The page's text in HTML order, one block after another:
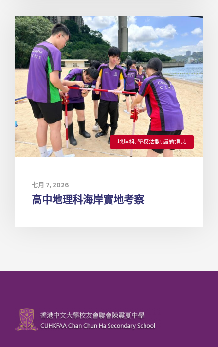
地理科,學校活動,最新消息
七月 7, 2026
高中地理科海岸實地考察